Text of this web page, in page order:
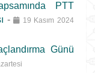
PTT
-
19 Kasım 2024
Günü